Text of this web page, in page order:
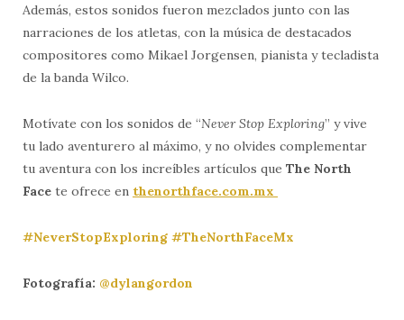
Además, estos sonidos fueron mezclados junto con las
narraciones de los atletas, con la música de destacados
compositores como Mikael Jorgensen, pianista y tecladista
de la banda Wilco.
Motívate con los sonidos de “Never Stop Exploring” y vive
tu lado aventurero al máximo, y no olvides complementar
tu aventura con los increíbles artículos que The North
Face te ofrece en thenorthface.com.mx
#NeverStopExploring #TheNorthFaceMx
Fotografía: @dylangordon